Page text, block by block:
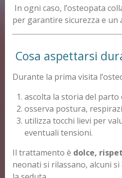
In ogni caso, l’osteopata
per garantire sicurezza e un
Cosa aspettarsi
Durante la prima visita
ascolta la storia del parto
osserva postura,
utilizza tocchi lievi per
eventuali tensioni.
Il trattamento è dolce,
neonati si rilassano, alcuni